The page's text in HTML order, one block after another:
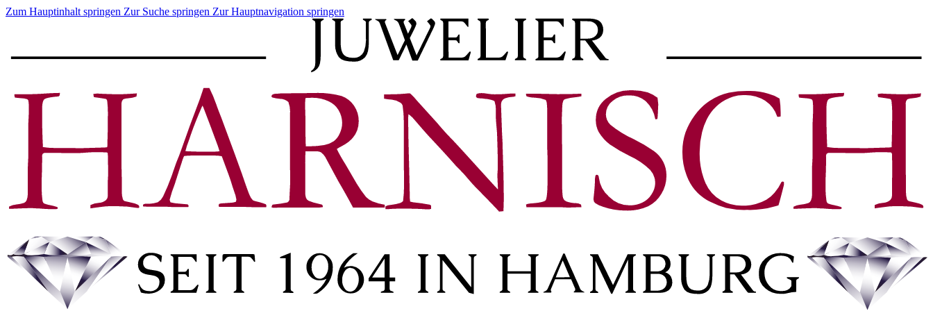
Zum Hauptinhalt springen Zur Suche springen Zur Hauptnavigation springen